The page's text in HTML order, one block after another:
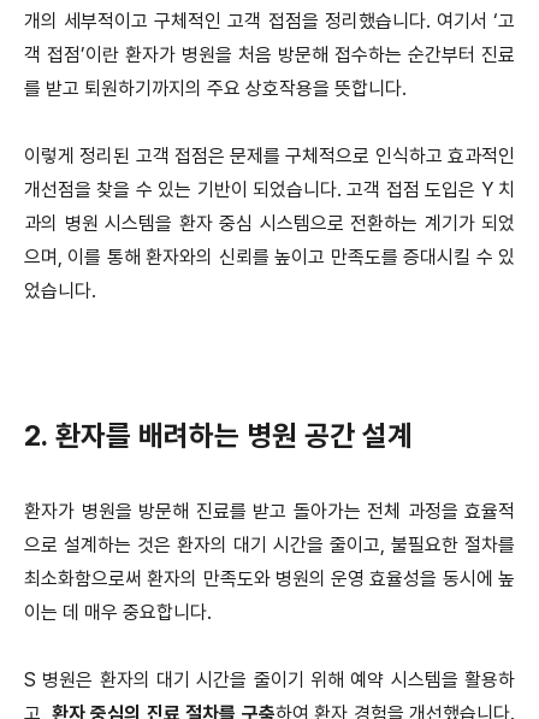
개의 세부적이고 구체적인 고객 접점을 정리했습니다. 여기서 ‘고
객 접점’이란 환자가 병원을 처음 방문해 접수하는 순간부터 진료
를 받고 퇴원하기까지의 주요 상호작용을 뜻합니다.
이렇게 정리된 고객 접점은 문제를 구체적으로 인식하고 효과적인
개선점을 찾을 수 있는 기반이 되었습니다. 고객 접점 도입은 Y 치
과의 병원 시스템을 환자 중심 시스템으로 전환하는 계기가 되었
으며, 이를 통해 환자와의 신뢰를 높이고 만족도를 증대시킬 수 있
었습니다.
2. 환자를 배려하는 병원 공간 설계
환자가 병원을 방문해 진료를 받고 돌아가는 전체 과정을 효율적
으로 설계하는 것은 환자의 대기 시간을 줄이고, 불필요한 절차를
최소화함으로써 환자의 만족도와 병원의 운영 효율성을 동시에 높
이는 데 매우 중요합니다.
S 병원은 환자의 대기 시간을 줄이기 위해 예약 시스템을 활용하
고, 환자 중심의 진료 절차를 구축하여 환자 경험을 개선했습니다.